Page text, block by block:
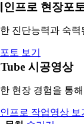
인프로 현장포
진단능력과 숙력
토 보기
시공영상
현장 경험을 통
프로 작업영상 보